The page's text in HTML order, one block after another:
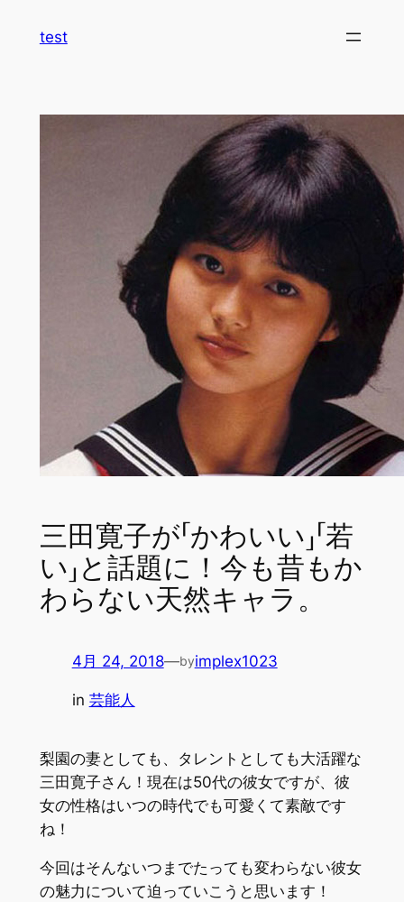
test
三田寛子が「かわいい」「若
い」と話題に！今も昔もか
わらない天然キャラ。
4月 24, 2018—byimplex1023
in 芸能人
梨園の妻としても、タレントとしても大活躍な
三田寛子さん！現在は50代の彼女ですが、彼
女の性格はいつの時代でも可愛くて素敵です
ね！
今回はそんないつまでたっても変わらない彼女
の魅力について迫っていこうと思います！